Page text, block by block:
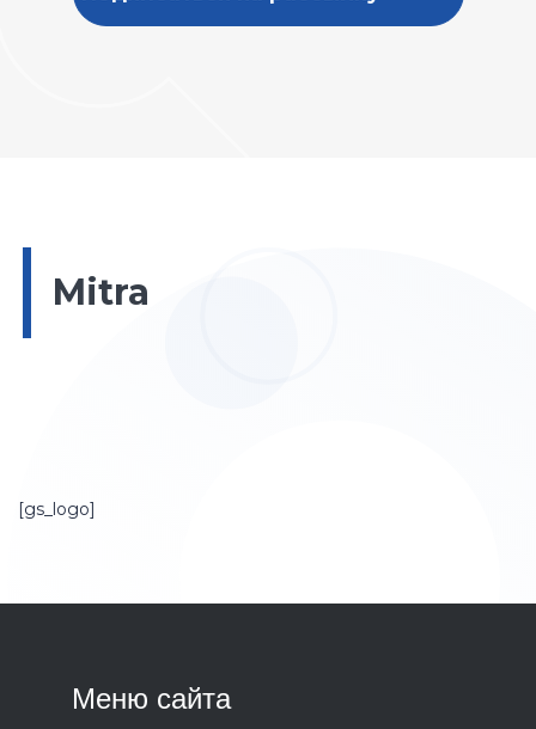
Mitra
[gs_logo]
Меню сайта